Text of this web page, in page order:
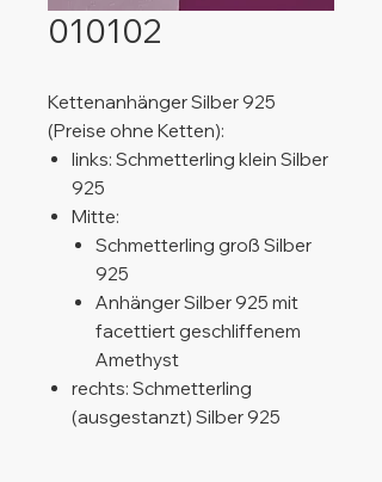
010102
Kettenanhänger Silber 925
(Preise ohne Ketten):
links: Schmetterling klein Silber
925
Mitte:
Schmetterling groß Silber
925
Anhänger Silber 925 mit
facettiert geschliffenem
Amethyst
rechts: Schmetterling
(ausgestanzt) Silber 925